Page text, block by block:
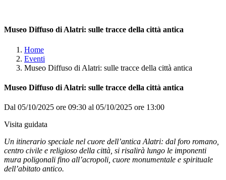
Museo Diffuso di Alatri: sulle tracce della città antica
Home
Eventi
Museo Diffuso di Alatri: sulle tracce della città antica
Museo Diffuso di Alatri: sulle tracce della città antica
Dal 05/10/2025 ore 09:30 al 05/10/2025 ore 13:00
Visita guidata
Un itinerario speciale nel cuore dell’antica Alatri: dal foro romano,
centro civile e religioso della città, si risalirà lungo le imponenti
mura poligonali fino all’acropoli, cuore monumentale e spirituale
dell’abitato antico.